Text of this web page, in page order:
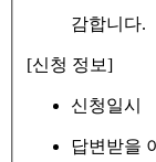
감합니다.
[신청 정보]
신청일시
답변받을